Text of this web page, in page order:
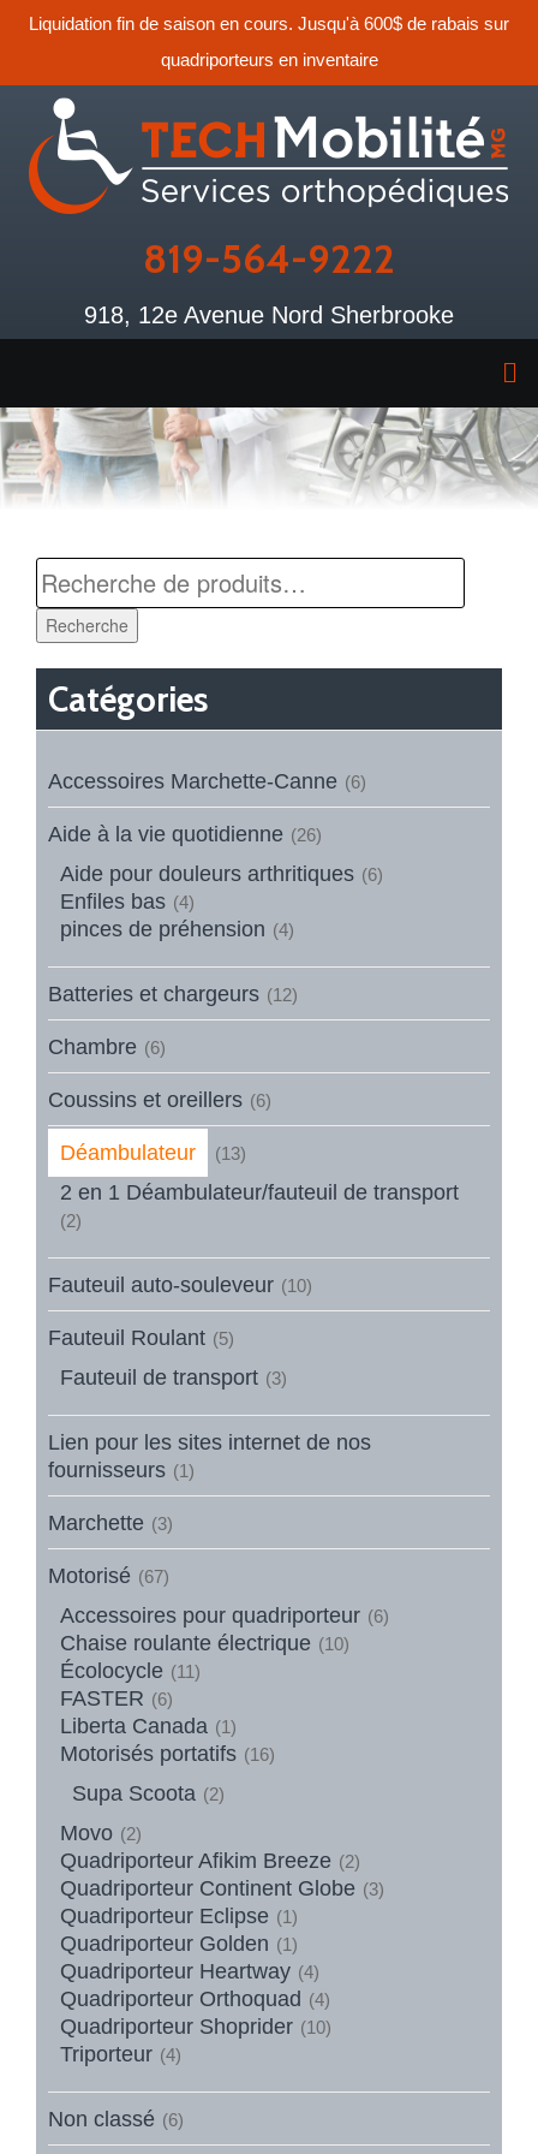
Liquidation fin de saison en cours. Jusqu'à 600$ de rabais sur
quadriporteurs en inventaire
819-564-9222
918, 12e Avenue Nord Sherbrooke
Recherche
Catégories
Accessoires Marchette-Canne (6)
Aide à la vie quotidienne (26)
Aide pour douleurs arthritiques (6)
Enfiles bas (4)
pinces de préhension (4)
Batteries et chargeurs (12)
Chambre (6)
Coussins et oreillers (6)
Déambulateur (13)
2 en 1 Déambulateur/fauteuil de transport
(2)
Fauteuil auto-souleveur (10)
Fauteuil Roulant (5)
Fauteuil de transport (3)
Lien pour les sites internet de nos
fournisseurs (1)
Marchette (3)
Motorisé (67)
Accessoires pour quadriporteur (6)
Chaise roulante électrique (10)
Écolocycle (11)
FASTER (6)
Liberta Canada (1)
Motorisés portatifs (16)
Supa Scoota (2)
Movo (2)
Quadriporteur Afikim Breeze (2)
Quadriporteur Continent Globe (3)
Quadriporteur Eclipse (1)
Quadriporteur Golden (1)
Quadriporteur Heartway (4)
Quadriporteur Orthoquad (4)
Quadriporteur Shoprider (10)
Triporteur (4)
Non classé (6)